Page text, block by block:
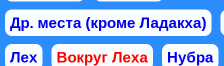
Др. места (кроме Ладакха)
Лех Вокруг Леха Нубра